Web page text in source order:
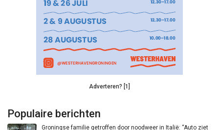
Adverteren? [1]
Populaire berichten
Groningse familie getroffen door noodweer in Italië: “Auto ziet